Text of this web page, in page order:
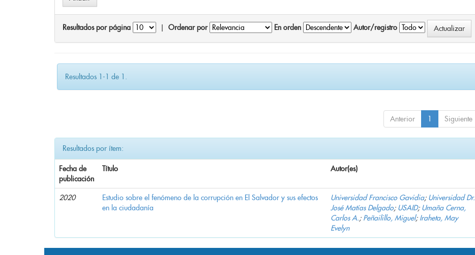
Resultados por página Ordenar por En orden Autor/registro
Resultados 1-1 de 1.
Anterior 1 Siguiente
Resultados por ítem:
Fecha de
publicación
Título Autor(es)
2020
Estudio sobre el fenómeno de la corrupción en El Salvador y sus efectos
en la ciudadanía
Universidad Francisco Gavidia; Universidad Dr.
José Matías Delgado; USAID; Umaña Cerna,
Carlos A.; Peñailillo, Miguel; Iraheta, May
Evelyn